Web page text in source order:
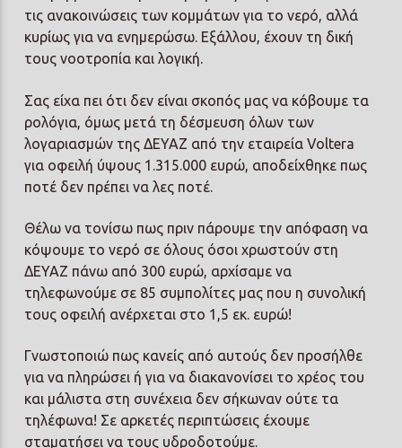
τις ανακοινώσεις των κομμάτων για το νερό, αλλά
κυρίως για να ενημερώσω. Εξάλλου, έχουν τη δική
τους νοοτροπία και λογική.
Σας είχα πει ότι δεν είναι σκοπός μας να κόβουμε τα
ρολόγια, όμως μετά τη δέσμευση όλων των
λογαριασμών της ΔΕΥΑΖ από την εταιρεία Voltera
για οφειλή ύψους 1.315.000 ευρώ, αποδείχθηκε πως
ποτέ δεν πρέπει να λες ποτέ.
Θέλω να τονίσω πως πριν πάρουμε την απόφαση να
κόψουμε το νερό σε όλους όσοι χρωστούν στη
ΔΕΥΑΖ πάνω από 300 ευρώ, αρχίσαμε να
τηλεφωνούμε σε 85 συμπολίτες μας που η συνολική
τους οφειλή ανέρχεται στο 1,5 εκ. ευρώ!
Γνωστοποιώ πως κανείς από αυτούς δεν προσήλθε
για να πληρώσει ή για να διακανονίσει το χρέος του
και μάλιστα στη συνέχεια δεν σήκωναν ούτε τα
τηλέφωνα! Σε αρκετές περιπτώσεις έχουμε
σταματήσει να τους υδροδοτούμε.